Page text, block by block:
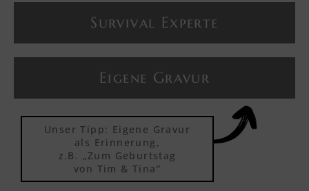
Textvorschau
Textvorschau
Textvorschau
Survival Experte
Eigene Gravur
Unser Tipp: Eigene Gravur
als Erinnerung,
z.B. „Zum Geburtstag
von Tim & Tina“